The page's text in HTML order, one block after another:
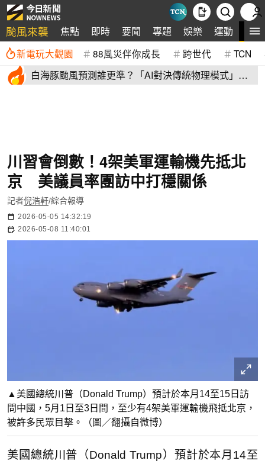
颱風來襲 焦點 即時 要聞 專題 娛樂 運動 全
新電玩大觀園 88風災伴你成長 跨世代 TCN
白海豚颱風預測誰更準？「AI對決傳統物理模式」第
川習會倒數！4架美軍運輸機先抵北
京 美議員率團訪中打穩關係
記者倪浩軒/綜合報導
2026-05-05 14:32:19
2026-05-08 11:40:01
▲美國總統川普（Donald Trump）預計於本月14至15日訪
問中國，5月1日至3日間，至少有4架美軍運輸機飛抵北京，
被許多民眾目擊。（圖／翻攝自微博）
美國總統川普（Donald Trump）預計於本月14至